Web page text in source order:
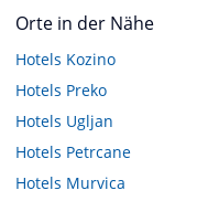
Orte in der Nähe
Hotels Kozino
Hotels Preko
Hotels Ugljan
Hotels Petrcane
Hotels Murvica